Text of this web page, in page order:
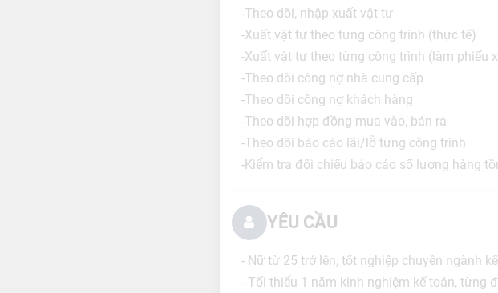
-Theo dõi, nhập xuất vật tư
-Xuất vật tư theo từng công trình (thực tế)
-Xuất vật tư theo từng công trình (làm phiếu
-Theo dõi công nợ nhà cung cấp
-Theo dõi công nợ khách hàng
-Theo dõi hợp đồng mua vào, bán ra
-Theo dõi báo cáo lãi/lỗ từng công trình
-Kiểm tra đối chiếu báo cáo số lượng hàng
YÊU CẦU
- Nữ từ 25 trở lên, tốt nghiệp chuyên ngành
- Tối thiểu 1 năm kinh nghiệm kế toán, từng